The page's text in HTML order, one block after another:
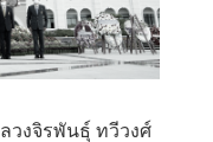
วงจิรพันธุ์ ทวีวงศ์